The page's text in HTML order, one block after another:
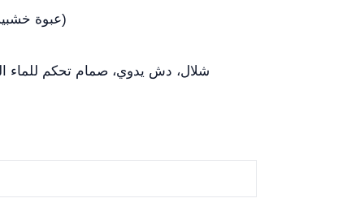
94*72*115 (عبوة خشبية)
شلال، دش يدوي، صمام تحكم للماء